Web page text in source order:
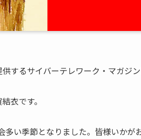
するサイバーテレワーク・マガジ
衣です。
い季節となりました。皆様いかが